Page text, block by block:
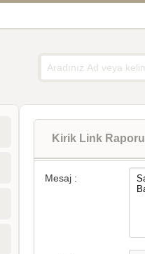
Kirik Link Raporu
Mesaj :